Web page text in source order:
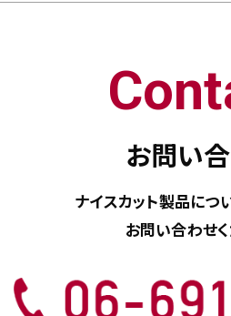
お問い
ナイスカット製品につ
お問い合わせく